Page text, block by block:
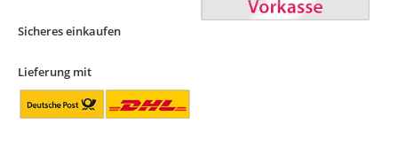
Sicheres einkaufen
Lieferung mit